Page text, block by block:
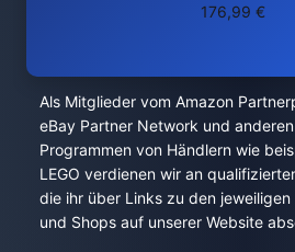
176,99 €
Als Mitglieder vom Amazon
eBay Partner Network und
Programmen von Händlern wie
LEGO verdienen wir an
die ihr über Links zu den
und Shops auf unserer Website